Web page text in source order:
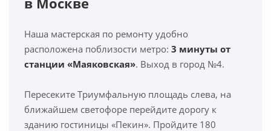
Наша мастерская по ремонту удобно
расположена поблизости метро: 3 минуты от
станции «Маяковская». Выход в город №4.
Пересеките Триумфальную площадь слева, на
ближайшем светофоре перейдите дорогу к
зданию гостиницы «Пекин». Пройдите 180